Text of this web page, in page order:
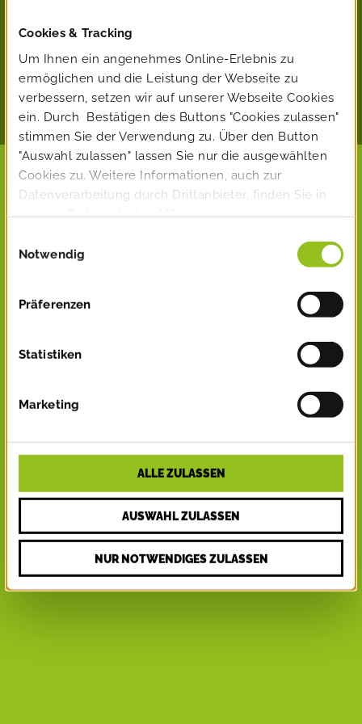
Cookies & Tracking
Um Ihnen ein angenehmes Online-Erlebnis zu
ermöglichen und die Leistung der Webseite zu
verbessern, setzen wir auf unserer Webseite Cookies
ein. Durch Bestätigen des Buttons "Cookies zulassen"
stimmen Sie der Verwendung zu. Über den Button
"Auswahl zulassen" lassen Sie nur die ausgewählten
Cookies zu. Weitere Informationen, auch zur
Datenverarbeitung durch Drittanbieter, finden Sie in
unsererDatenschutzerklärungund unserem
Notwendig
Präferenzen
Statistiken
Marketing
ALLE ZULASSEN
AUSWAHL ZULASSEN
NUR NOTWENDIGES ZULASSEN
von der Stadt
Bis zu 1.800 € pro Jahr ist finan­ziell attraktiv. Wer will
sich das schon ent­gehen lassen?
WIR
SIND